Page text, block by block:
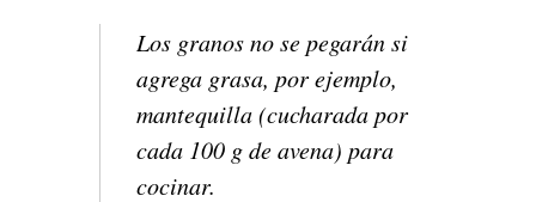
Los granos no se pegarán si
agrega grasa, por ejemplo,
mantequilla (cucharada por
cada 100 g de avena) para
cocinar.